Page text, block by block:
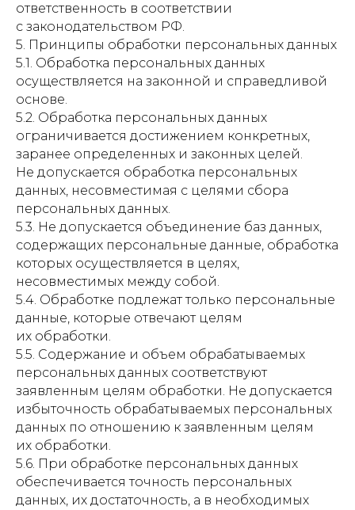
ответственность в соответствии
с законодательством РФ.
5. Принципы обработки персональных данных
5.1. Обработка персональных данных
осуществляется на законной и справедливой
основе.
5.2. Обработка персональных данных
ограничивается достижением конкретных,
заранее определенных и законных целей.
Не допускается обработка персональных
данных, несовместимая с целями сбора
персональных данных.
5.3. Не допускается объединение баз данных,
содержащих персональные данные, обработка
которых осуществляется в целях,
несовместимых между собой.
5.4. Обработке подлежат только персональные
данные, которые отвечают целям
их обработки.
5.5. Содержание и объем обрабатываемых
персональных данных соответствуют
заявленным целям обработки. Не допускается
избыточность обрабатываемых персональных
данных по отношению к заявленным целям
их обработки.
5.6. При обработке персональных данных
обеспечивается точность персональных
данных, их достаточность, а в необходимых